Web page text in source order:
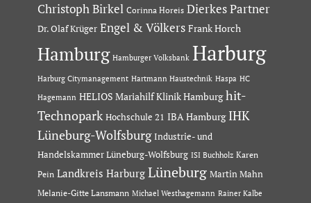
Christoph Birkel Corinna Horeis Dierkes Partner
Dr. Olaf Krüger Engel & Völkers Frank Horch
Hamburg Hamburger Volksbank Harburg
Harburg Citymanagement Hartmann Haustechnik Haspa HC
Hagemann HELIOS Mariahilf Klinik Hamburg hit-
Technopark Hochschule 21 IBA Hamburg IHK
Lüneburg-Wolfsburg Industrie- und
Handelskammer Lüneburg-Wolfsburg ISI Buchholz Karen
Pein Landkreis Harburg Lüneburg Martin Mahn
Melanie-Gitte Lansmann Michael Westhagemann Rainer Kalbe